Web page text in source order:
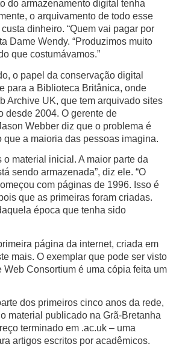
do armazenamento digital tenha
o arquivamento de todo esse
dinheiro. “Quem vai pagar por
Dame Wendy. “Produzimos muito
que costumávamos.”
o papel da conservação digital
para a Biblioteca Britânica, onde
Archive UK, que tem arquivado sites
desde 2004. O gerente de
Webber diz que o problema é
que a maioria das pessoas imagina.
o material inicial. A maior parte da
sendo armazenada”, diz ele. “O
com páginas de 1996. Isso é
que as primeiras foram criadas.
época que tenha sido
página da internet, criada em
mais. O exemplar que pode ser visto
Web Consortium é uma cópia feita um
dos primeiros cinco anos da rede,
material publicado na Grã-Bretanha
terminado em .ac.uk – uma
artigos escritos por acadêmicos.